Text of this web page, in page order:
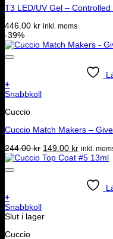
T3 LED/UV Gel –
446.00 kr inkl. moms
-39%
+
Snabbkoll
Cuccio
Cuccio Match Makers –
244.00kr Det
ursprungliga
149.00 krDet
nuvarande
149.00
inkl.
+
Snabbkoll
Slut i lager
Cuccio